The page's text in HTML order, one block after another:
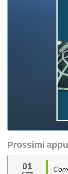
Prossimi
01